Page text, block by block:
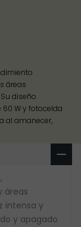
áreas
diseño
60 W y fotocelda
al amanecer,
áreas
intensa y
y apagado